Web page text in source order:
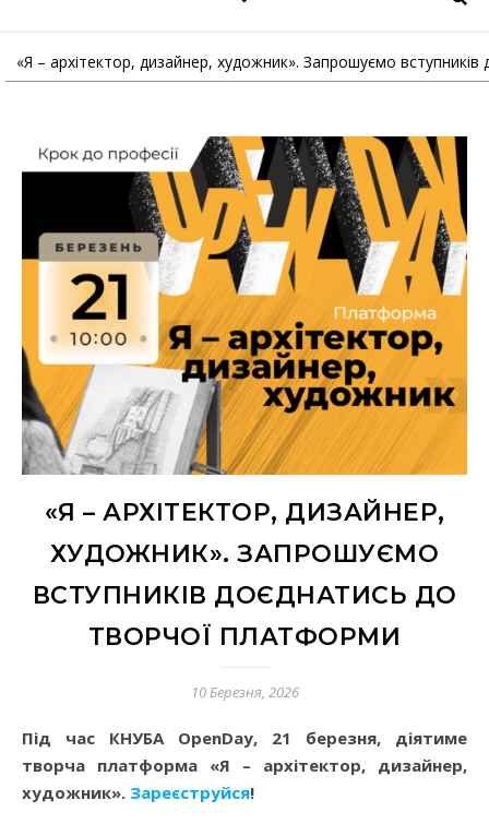
«Я – архітектор, дизайнер, художник». Запрошуємо
«Я – АРХІТЕКТОР, ДИЗАЙНЕР,
ХУДОЖНИК». ЗАПРОШУЄМО
ВСТУПНИКІВ ДОЄДНАТИСЬ ДО
ТВОРЧОЇ ПЛАТФОРМИ
10 Березня, 2026
Під час КНУБА OpenDay, 21 березня, діятиме
творча платформа «Я – архітектор, дизайнер,
художник». Зареєструйся!